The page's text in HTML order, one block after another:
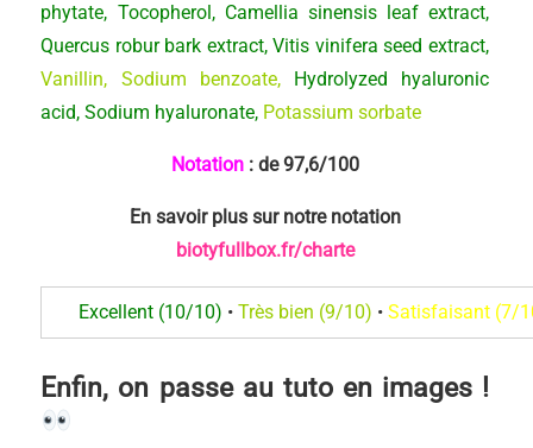
phytate, Tocopherol, Camellia sinensis leaf extract,
Quercus robur bark extract, Vitis vinifera seed extract,
Vanillin, Sodium benzoate,
Hydrolyzed hyaluronic
acid, Sodium hyaluronate, Potassium sorbate
Notation: de 97,6/100
En savoir plus sur notre notation
biotyfullbox.fr/charte
Excellent (10/10) • Très bien (9/10) • Satisfaisant (7/
Enfin, on passe au tuto en images !